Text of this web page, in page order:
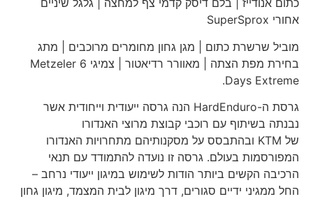
כתום אנודייז | בלם דיסק קדמי צף למחצה | גלגל שיניים
אחורי SuperSprox
מוביל שרשרת כתום | מגן גחון מחומרים מרוכבים | מתג
בחירת מפת הצתה | מאוורר רדיאטור | צמיגי Metzeler 6
Days Extreme.
גרסת ה-HardEnduro הנה גרסה ייעודית וייחודית אשר
נבנתה בשיתוף עם רוכבי קבוצת מרוצי האנדורו
של KTM ובהתבסס על מסקנותיהם מתחרויות האנדורו
המפורסמות בעולם. גרסה זו נועדה להתמודד עם תנאי
הרכיבה הקשים ביותר הודות לשימוש במיגון ייעודי נרחב –
החל ממגיני ידיים סגורים, דרך מיגון לבית המצמד, מיגון גחון